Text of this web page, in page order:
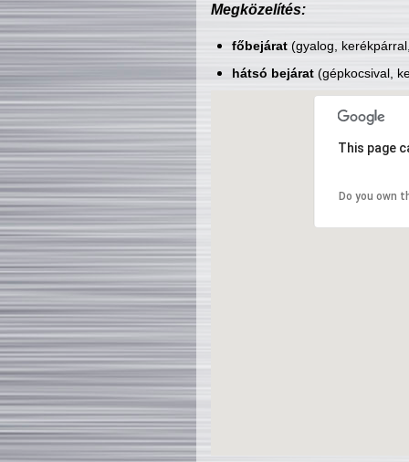
Megközelítés:
főbejárat(gyalog,
hátsó bejárat(gépkocsival,
This page
Do you own